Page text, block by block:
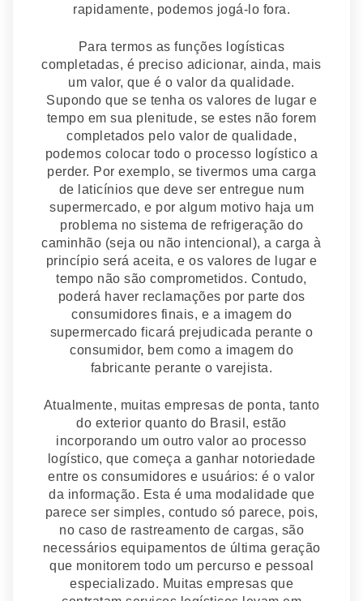
rapidamente, podemos jogá-lo fora.
Para termos as funções logísticas
completadas, é preciso adicionar, ainda, mais
um valor, que é o valor da qualidade.
Supondo que se tenha os valores de lugar e
tempo em sua plenitude, se estes não forem
completados pelo valor de qualidade,
podemos colocar todo o processo logístico a
perder. Por exemplo, se tivermos uma carga
de laticínios que deve ser entregue num
supermercado, e por algum motivo haja um
problema no sistema de refrigeração do
caminhão (seja ou não intencional), a carga à
princípio será aceita, e os valores de lugar e
tempo não são comprometidos. Contudo,
poderá haver reclamações por parte dos
consumidores finais, e a imagem do
supermercado ficará prejudicada perante o
consumidor, bem como a imagem do
fabricante perante o varejista.
Atualmente, muitas empresas de ponta, tanto
do exterior quanto do Brasil, estão
incorporando um outro valor ao processo
logístico, que começa a ganhar notoriedade
entre os consumidores e usuários: é o valor
da informação. Esta é uma modalidade que
parece ser simples, contudo só parece, pois,
no caso de rastreamento de cargas, são
necessários equipamentos de última geração
que monitorem todo um percurso e pessoal
especializado. Muitas empresas que